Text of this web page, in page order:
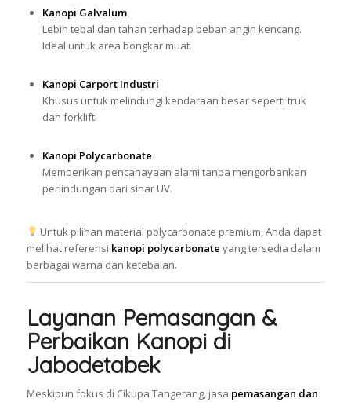
Kanopi Galvalum
Lebih tebal dan tahan terhadap beban angin kencang.
Ideal untuk area bongkar muat.
Kanopi Carport Industri
Khusus untuk melindungi kendaraan besar seperti truk
dan forklift.
Kanopi Polycarbonate
Memberikan pencahayaan alami tanpa mengorbankan
perlindungan dari sinar UV.
Untuk pilihan material polycarbonate premium, Anda dapat
melihat referensi kanopi polycarbonate yang tersedia dalam
berbagai warna dan ketebalan.
Layanan Pemasangan &
Perbaikan Kanopi di
Jabodetabek
Meskipun fokus di Cikupa Tangerang, jasa pemasangan dan